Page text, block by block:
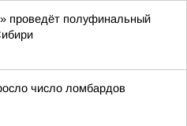
проведёт полуфинальный
число ломбардов